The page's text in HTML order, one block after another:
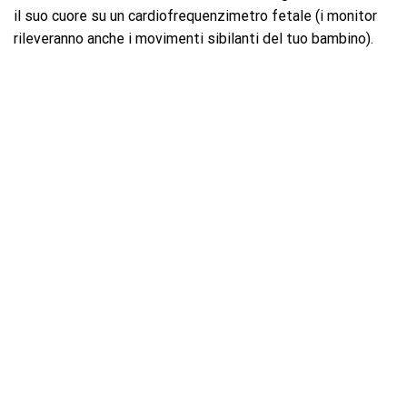
il suo cuore su un cardiofrequenzimetro fetale (i monitor
rileveranno anche i movimenti sibilanti del tuo bambino).